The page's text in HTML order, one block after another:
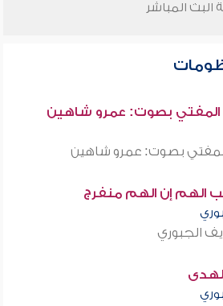
المباشر
بصوت: عمرو شاهين
بصوت: عمرو شاهين
الهم إن الهم منفرج
الجبوري